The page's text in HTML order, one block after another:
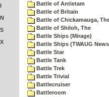
I
N
S
X
Battle of Antietam
Battle of Britain
Battle of Chickamauga,
Battle of Shiloh, The
Battle Ships (Mirage)
Battle Ships (TWAUG
Battle Star
Battle Tank
Battle Trek
Battle Trivial
Battlecruiser
Battleroom